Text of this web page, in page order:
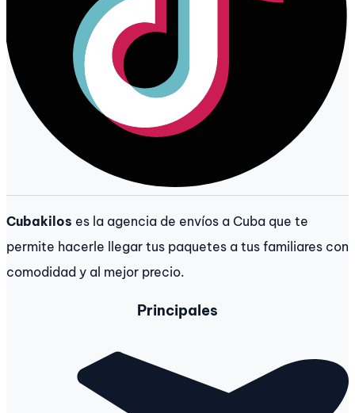
Cubakilos es la agencia de envíos a Cuba que te
permite hacerle llegar tus paquetes a tus familiares con
comodidad y al mejor precio.
Principales